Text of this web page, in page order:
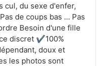
cul, du sexe d'enfer,
de coups bas ... Pas
Besoin d'une fille
discret ✔100%
doux et
les photos sont